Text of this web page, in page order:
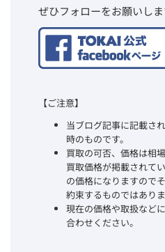
ぜひフォローをお願いしま
【ご注意】
当ブログ記事に記載さ
時のものです。
買取の可否、価格は相
買取価格が掲載されて
の価格になりますので
約束するものではありま
現在の価格や取扱など
合わせください。